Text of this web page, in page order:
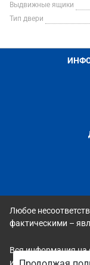
Выдвижные ящики
Тип двери
Любое
фактическими –
Вся информация на
исключительно